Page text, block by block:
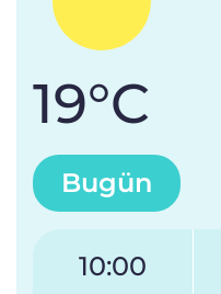
19°C
Bugün
10:00